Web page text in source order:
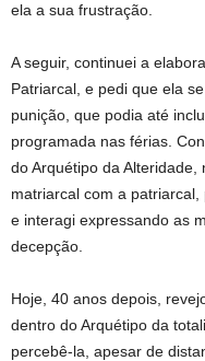
ela a sua frustração.
A seguir, continuei a
Patriarcal, e pedi que ela
punição, que podia até
programada nas férias.
do Arquétipo da
matriarcal com a
e interagi expressando as
decepção.
Hoje, 40 anos depois,
dentro do Arquétipo da
percebê-la, apesar de